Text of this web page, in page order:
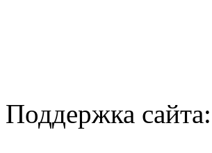
Поддержка сайта: